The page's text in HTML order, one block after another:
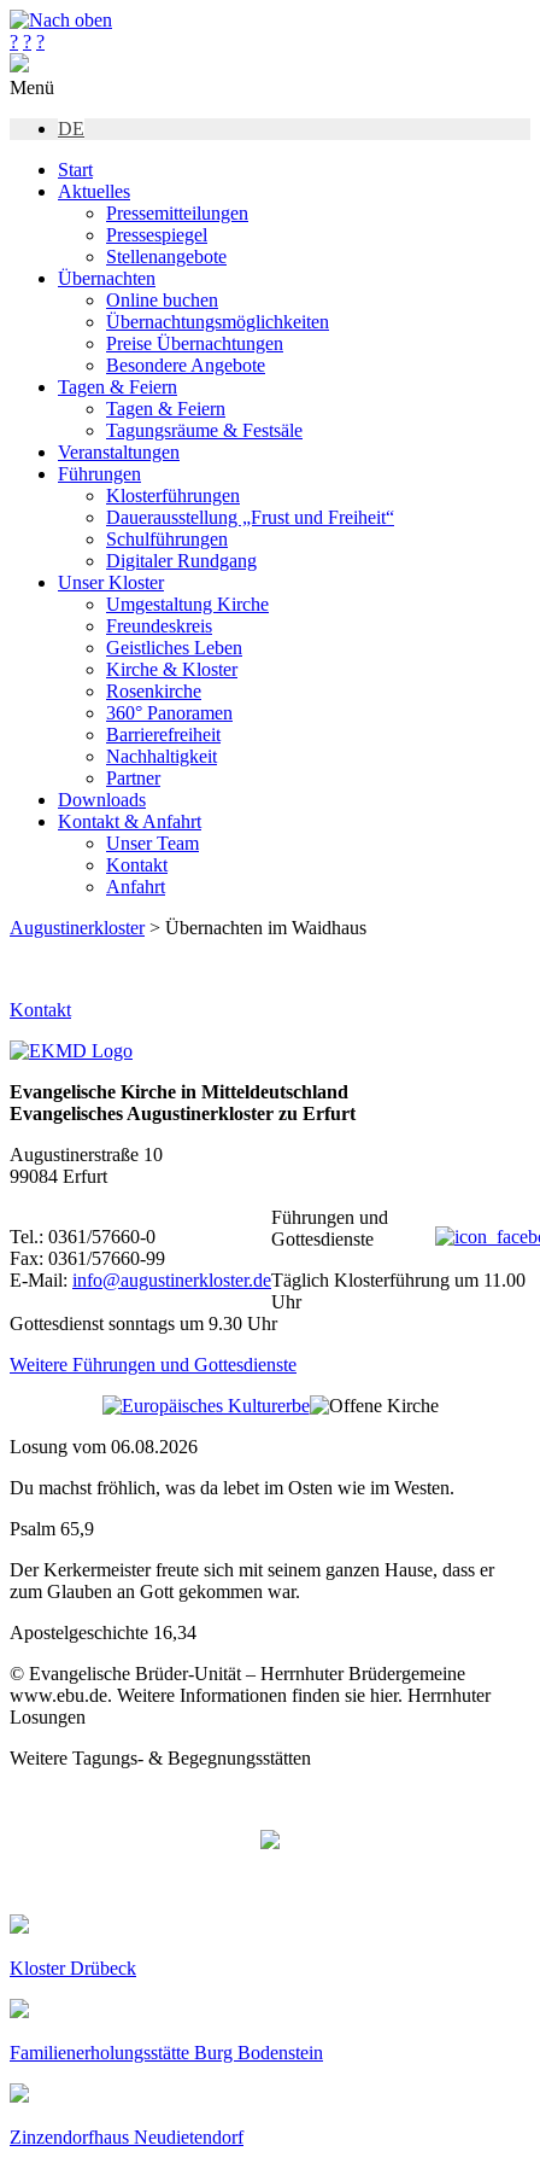
? ? ?
Menü
DE
Start
Aktuelles
Pressemitteilungen
Pressespiegel
Stellenangebote
Übernachten
Online buchen
Übernachtungsmöglichkeiten
Preise Übernachtungen
Besondere Angebote
Tagen & Feiern
Tagen & Feiern
Tagungsräume & Festsäle
Veranstaltungen
Führungen
Klosterführungen
Dauerausstellung „Frust und Freiheit“
Schulführungen
Digitaler Rundgang
Unser Kloster
Umgestaltung Kirche
Freundeskreis
Geistliches Leben
Kirche & Kloster
Rosenkirche
360° Panoramen
Barrierefreiheit
Nachhaltigkeit
Partner
Downloads
Kontakt & Anfahrt
Unser Team
Kontakt
Anfahrt
Augustinerkloster> Übernachten im Waidhaus
Kontakt
Evangelische Kirche in Mitteldeutschland
Evangelisches Augustinerkloster zu Erfurt
Augustinerstraße 10
99084 Erfurt
Tel.: 0361/57660-0
Fax: 0361/57660-99
E-Mail: info@augustinerkloster.de
Führungen und
Gottesdienste
Täglich Klosterführung um 11.00
Uhr
Gottesdienst sonntags um 9.30 Uhr
Weitere Führungen und Gottesdienste
Losung vom 06.08.2026
Du machst fröhlich, was da lebet im Osten wie im Westen.
Psalm 65,9
Der Kerkermeister freute sich mit seinem ganzen Hause, dass er
zum Glauben an Gott gekommen war.
Apostelgeschichte 16,34
© Evangelische Brüder-Unität – Herrnhuter Brüdergemeine
www.ebu.de. Weitere Informationen finden sie hier. Herrnhuter
Losungen
Weitere Tagungs- & Begegnungsstätten
Kloster Drübeck
Familienerholungsstätte Burg Bodenstein
Zinzendorfhaus Neudietendorf